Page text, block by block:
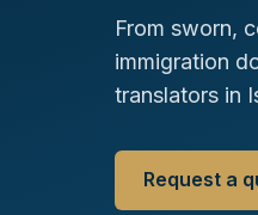
From sworn,
immigration
translators in
Request a